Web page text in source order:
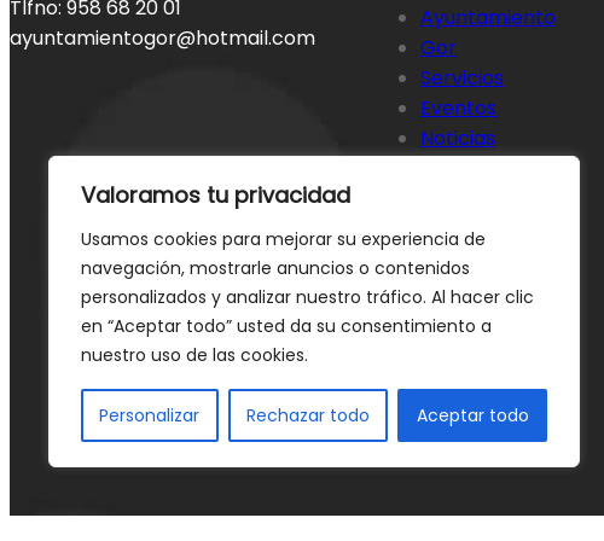
Valoramos tu privacidad
Usamos cookies para mejorar su experiencia de
navegación, mostrarle anuncios o contenidos
personalizados y analizar nuestro tráfico. Al hacer clic
en “Aceptar todo” usted da su consentimiento a
nuestro uso de las cookies.
Personalizar Rechazar todo Aceptar todo
Tlfno: 958 68 20 01
ayuntamientogor@hotmail.com
Ayuntamiento
Gor
Servicios
Eventos
Noticias